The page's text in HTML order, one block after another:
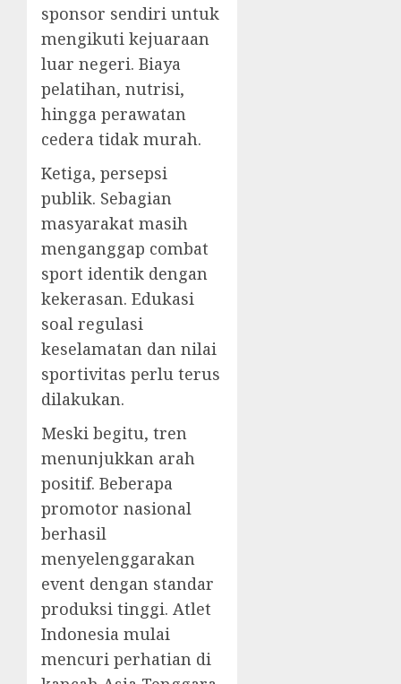
sponsor sendiri untuk
mengikuti kejuaraan
luar negeri. Biaya
pelatihan, nutrisi,
hingga perawatan
cedera tidak murah.
Ketiga, persepsi
publik. Sebagian
masyarakat masih
menganggap combat
sport identik dengan
kekerasan. Edukasi
soal regulasi
keselamatan dan nilai
sportivitas perlu terus
dilakukan.
Meski begitu, tren
menunjukkan arah
positif. Beberapa
promotor nasional
berhasil
menyelenggarakan
event dengan standar
produksi tinggi. Atlet
Indonesia mulai
mencuri perhatian di